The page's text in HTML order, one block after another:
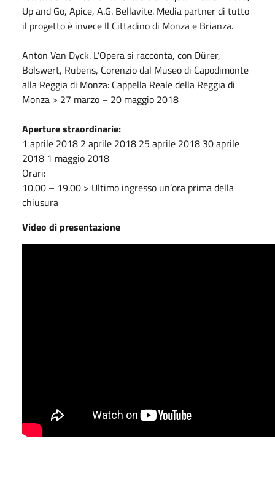
Up and Go, Apice, A.G. Bellavite. Media partner di tutto
il progetto è invece Il Cittadino di Monza e Brianza.
Anton Van Dyck. L’Opera si racconta, con Dürer,
Bolswert, Rubens, Corenzio dal Museo di Capodimonte
alla Reggia di Monza: Cappella Reale della Reggia di
Monza > 27 marzo – 20 maggio 2018
Aperture straordinarie:
1 aprile 2018 2 aprile 2018 25 aprile 2018 30 aprile
2018 1 maggio 2018
Orari:
10.00 – 19.00 > Ultimo ingresso un’ora prima della
chiusura
Video di presentazione